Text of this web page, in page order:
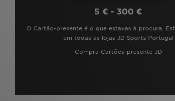
5 € - 300 €
O Cartão-presente é o que estavas à procura.
em todas as lojas JD Sports Portugal
Compra Cartões-presente JD